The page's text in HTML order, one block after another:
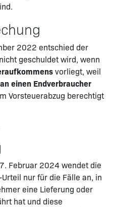
2022 entschied der
geschuldet wird, wenn
vorliegt, weil
einen Endverbraucher
Vorsteuerabzug berechtigt
Februar 2024 wendet die
nur für die Fälle an, in
eine Lieferung oder
hat und diese